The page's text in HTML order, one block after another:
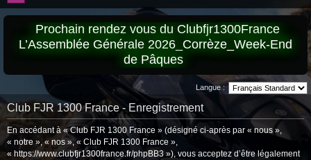
Prochain rendez vous du Clubfjr1300France
L’Assemblée Générale 2026_Corrèze_Week-End
de Pâques
Langue :
Club FJR 1300 France - Enregistrement
En accédant à « Club FJR 1300 France » (désigné ci-après par « nous »,
« notre », « nos », « Club FJR 1300 France »,
« https://www.clubfjr1300france.fr/phpBB3 »), vous acceptez d’être légalement